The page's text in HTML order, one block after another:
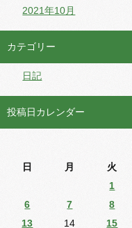
2021年10月
カテゴリー
日記
投稿日カレンダー
日
月 火
1
6
7 8
13
14 15